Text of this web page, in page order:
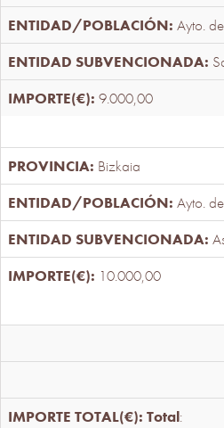
Ayto.
9.000,00
Bizkaia
Ayto.
10.000,00
Total: